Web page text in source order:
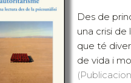
Des de
una crisi
que té
de vida i